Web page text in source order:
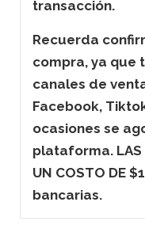
transacción.
Recuerda
compra, ya que
canales de
Facebook,
ocasiones se
plataforma. LAS
UN COSTO DE
bancarias.